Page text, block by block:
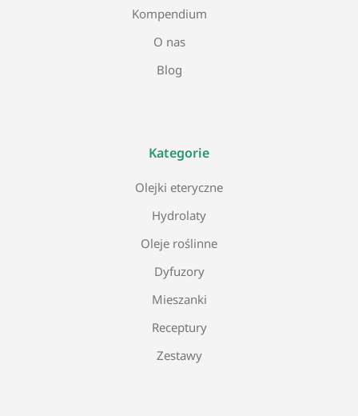
Kompendium
O nas
Blog
Kategorie
Olejki eteryczne
Hydrolaty
Oleje roślinne
Dyfuzory
Mieszanki
Receptury
Zestawy